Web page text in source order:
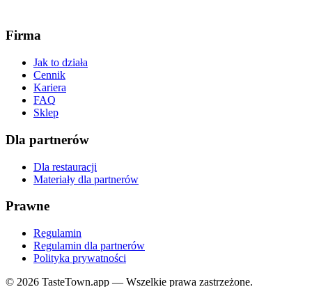
Firma
Jak to działa
Cennik
Kariera
FAQ
Sklep
Dla partnerów
Dla restauracji
Materiały dla partnerów
Prawne
Regulamin
Regulamin dla partnerów
Polityka prywatności
© 2026 TasteTown.app — Wszelkie prawa zastrzeżone.